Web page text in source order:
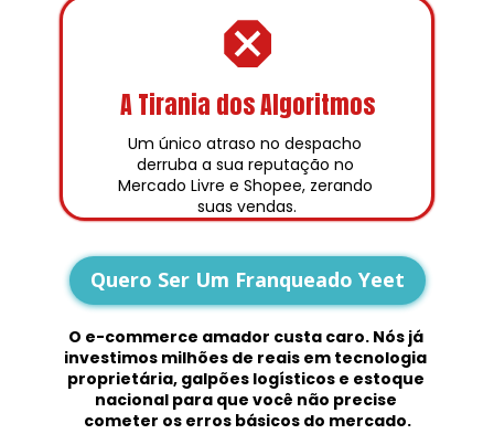
A Tirania dos Algoritmos
Um único atraso no despacho
derruba a sua reputação no
Mercado Livre e Shopee, zerando
suas vendas.
O e-commerce amador custa caro. Nós já
investimos milhões de reais em tecnologia
proprietária, galpões logísticos e estoque
nacional para que você não precise
cometer os erros básicos do mercado.
Quero Ser Um Franqueado Yeet